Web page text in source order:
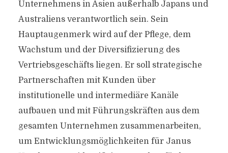
Unternehmens in Asien außerhalb Japans und
Australiens verantwortlich sein. Sein
Hauptaugenmerk wird auf der Pflege, dem
Wachstum und der Diversifizierung des
Vertriebsgeschäfts liegen. Er soll strategische
Partnerschaften mit Kunden über
institutionelle und intermediäre Kanäle
aufbauen und mit Führungskräften aus dem
gesamten Unternehmen zusammenarbeiten,
um Entwicklungsmöglichkeiten für Janus